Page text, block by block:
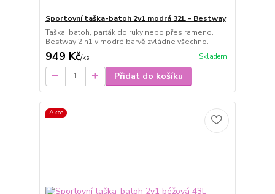
Sportovní taška-batoh 2v1 modrá 32L - Bestway
Taška, batoh, parťák do ruky nebo přes rameno.
Bestway 2in1 v modré barvě zvládne všechno.
949 Kč/ks Skladem
Přidat do košíku
Akce